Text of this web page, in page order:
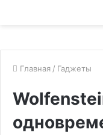
Главная / Гаджеты